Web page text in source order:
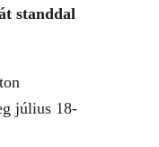
standdal
július 18-